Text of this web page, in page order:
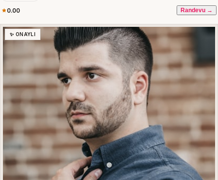
0.00 Randevu →
✨ ONAYLI